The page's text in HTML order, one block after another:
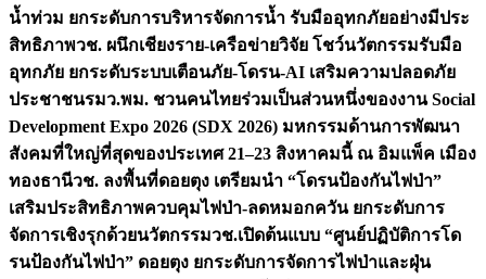
น้ำท่วม ยกระดับการบริหารจัดการน้ำ รับมืออุทกภัยอย่างมีประ
สิทธิภาพวช. ผนึกเชียงราย-เครือข่ายวิจัย โชว์นวัตกรรมรับมือ
อุทกภัย ยกระดับระบบเตือนภัย-โดรน-AI เสริมความปลอดภัย
ประชาชนรมว.พม. ชวนคนไทยร่วมเป็นส่วนหนึ่งของงาน Social
Development Expo 2026 (SDX 2026) มหกรรมด้านการพัฒนา
สังคมที่ใหญ่ที่สุดของประเทศ 21–23 สิงหาคมนี้ ณ อิมแพ็ค เมือง
ทองธานีวช. ลงพื้นที่ดอยตุง เตรียมนำ “โดรนป้องกันไฟป่า”
เสริมประสิทธิภาพควบคุมไฟป่า-ลดหมอกควัน ยกระดับการ
จัดการเชิงรุกด้วยนวัตกรรมวช.เปิดต้นแบบ “ศูนย์ปฏิบัติการโด
รนป้องกันไฟป่า” ดอยตุง ยกระดับการจัดการไฟป่าและฝุ่น